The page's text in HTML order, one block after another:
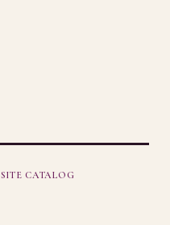
SITE CATALOG